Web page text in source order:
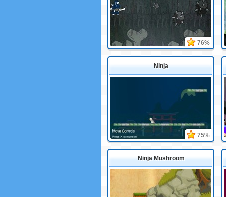
76%
Ninja
75%
Ninja Mushroom